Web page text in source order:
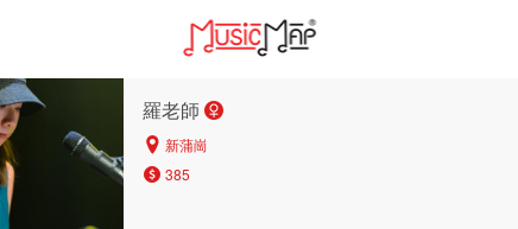
羅老師
新蒲崗
385